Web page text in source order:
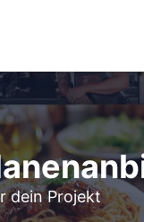
dein Projekt